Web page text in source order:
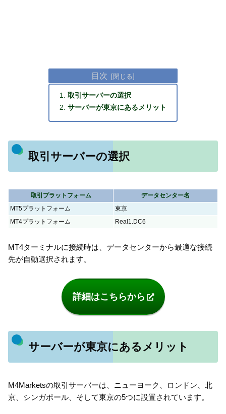
目次
取引サーバーの選択
サーバーが東京にあるメリット
取引サーバーの選択
取引プラットフォーム
データセンター名
MT5プラットフォーム
東京
MT4プラットフォーム
Real1.DC6
MT4ターミナルに接続時は、データセンターから最適な接続
先が自動選択されます。
詳細はこちらから
サーバーが東京にあるメリット
M4Marketsの取引サーバーは、ニューヨーク、ロンドン、北
京、シンガポール、そして東京の5つに設置されています。